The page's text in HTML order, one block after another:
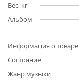
Вес, кг
Альбом
Информация о товаре
Состояние
Жанр музыки